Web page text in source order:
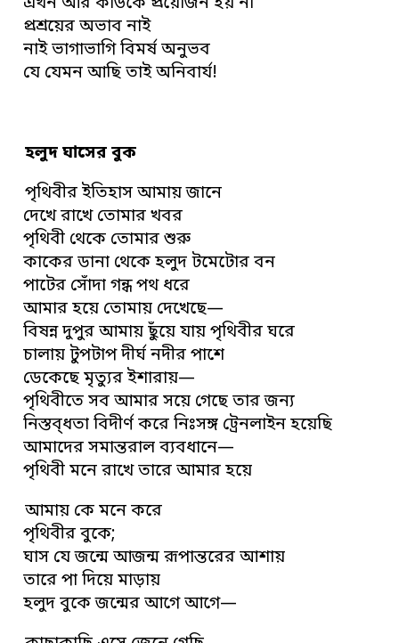
প্রশ্রয়ের অভাব নাই
নাই ভাগাভাগি বিমর্ষ অনুভব
যে যেমন আছি তাই অনিবার্য!
হলুদ ঘাসের বুক
পৃথিবীর ইতিহাস আমায় জানে
দেখে রাখে তোমার খবর
পৃথিবী থেকে তোমার শুরু
কাকের ডানা থেকে হলুদ টমেটোর বন
পাটের সোঁদা গন্ধ পথ ধরে
আমার হয়ে তোমায় দেখেছে—
বিষন্ন দুপুর আমায় ছুঁয়ে যায় পৃথিবীর ঘরে
চালায় টুপটাপ দীর্ঘ নদীর পাশে
ডেকেছে মৃত্যুর ইশারায়—
পৃথিবীতে সব আমার সয়ে গেছে তার জন্য
নিস্তব্ধতা বিদীর্ণ করে নিঃসঙ্গ ট্রেনলাইন হয়েছি
আমাদের সমান্তরাল ব্যবধানে—
পৃথিবী মনে রাখে তারে আমার হয়ে
আমায় কে মনে করে
পৃথিবীর বুকে;
ঘাস যে জন্মে আজন্ম রূপান্তরের আশায়
তারে পা দিয়ে মাড়ায়
হলুদ বুকে জন্মের আগে আগে—